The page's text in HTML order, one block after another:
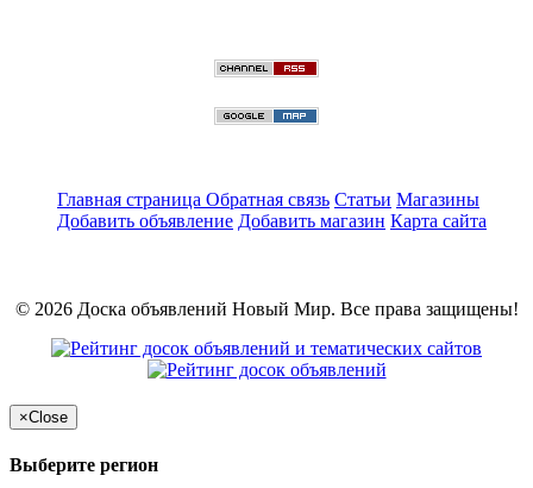
Главная страница Обратная связь Статьи Магазины
Добавить объявление Добавить магазин Карта сайта
© 2026 Доска объявлений Новый Мир. Все права защищены!
×Close
Выберите регион